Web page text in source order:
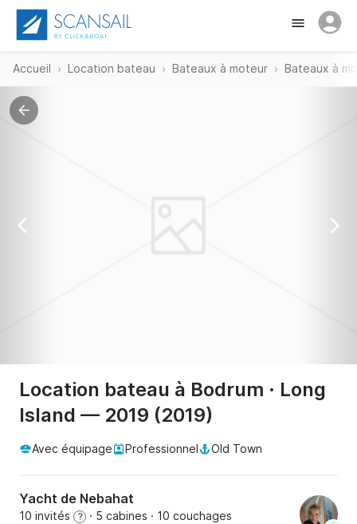
Accueil Location bateau Bateaux à moteur Bateaux à
Location bateau à Bodrum · Long
Island — 2019 (2019)
Avec équipage Professionnel Old Town
Yacht de Nebahat
10 invités ? · 5 cabines · 10 couchages